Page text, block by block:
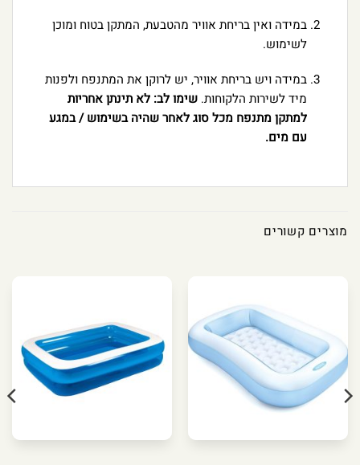
במידה ואין בריחת אוויר מהטבעת, המתקן בטוח ומוכן
לשימוש.
במידה ויש בריחת אוויר, יש לרוקן את המתנפח ולפנות
מיד לשירות הלקוחות. שימו לב: לא תינתן אחריות
למתקן מתנפח מכל סוג לאחר שהיה בשימוש / במגע
עם מים.
מוצרים קשורים